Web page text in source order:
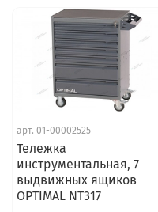
арт. 01-00002525
Тележка
инструментальная, 7
выдвижных ящиков
OPTIMAL NT317
ChatApp
Наши мессенджеры